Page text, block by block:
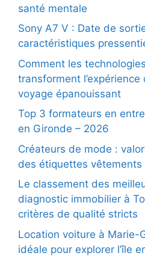
santé mentale
Sony A7 V : Date de
caractéristiques
Comment les
transforment
voyage épanouissant
Top 3 formateurs en
en Gironde – 2026
Créateurs de mode :
des étiquettes vêtements
Le classement des
diagnostic immobilier à
critères de qualité stricts
Location voiture à Marie-
idéale pour explorer l’île